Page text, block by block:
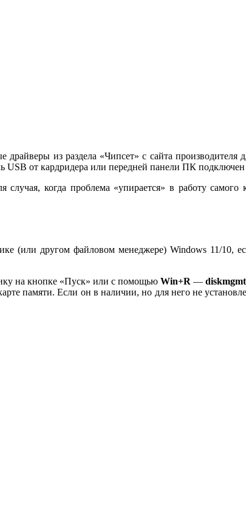
из раздела «Чипсет» с сайта
USB от кардридера или передней панели ПК
когда проблема «упирается» в работу
(или другом файловом менеджере) Windows 11/10,
на кнопке «Пуск» или с помощью Win+R —
памяти. Если он в наличии, но для него не